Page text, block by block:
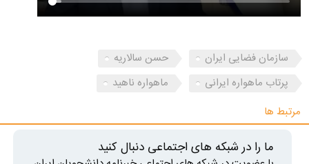
سازمان فضایی ایران
حسن سالاریه
پرتاب ماهواره ایرانی
ماهواره ناهید
مرتبط ها
ما را در شبکه های اجتماعی دنبال کنید